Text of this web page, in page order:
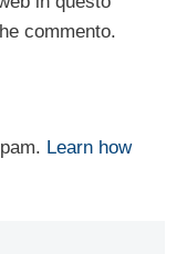
commento.
Learn how